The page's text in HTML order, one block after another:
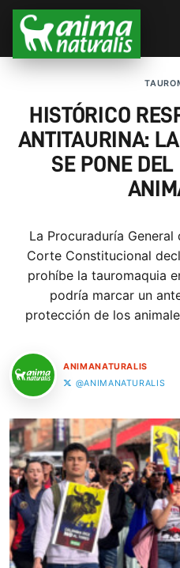
HISTÓRICO
ANTITAURINA:
SE PONE
La Procuraduría
Corte Constitucional
prohíbe la tauromaquia
podría marcar un
protección de los
ANIMANATURALIS
@ANIMANATURALIS